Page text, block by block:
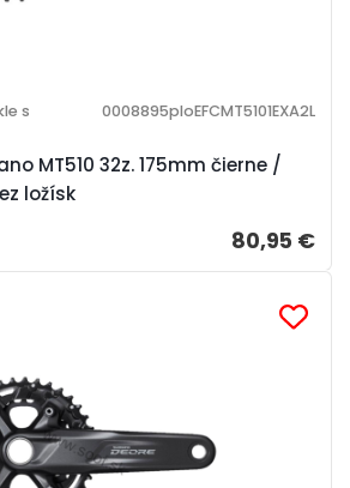
MT510 32z. 175mm čierne /
ložísk
s
0008895ploEFCMT5101EXA2L
80,95 €